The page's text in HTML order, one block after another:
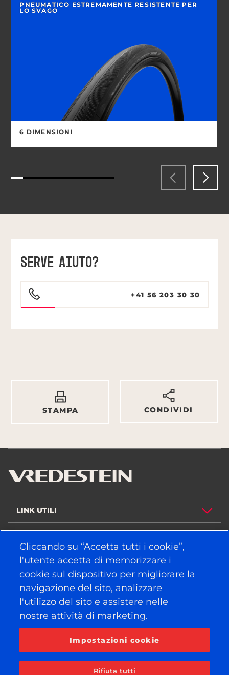
PNEUMATICO ESTREMAMENTE RESISTENTE PER
LO SVAGO
6 DIMENSIONI
SERVE AIUTO?
+41 56 203 30 30
STAMPA CONDIVIDI
LINK UTILI
POLITICA
AZIENDA
RESTA COLLEGATO
YouTube
Cliccando su “Accetta tutti i cookie”,
l'utente accetta di memorizzare i
cookie sul dispositivo per migliorare la
navigazione del sito, analizzare
l'utilizzo del sito e assistere nelle
nostre attività di marketing.
Impostazioni cookie
Rifiuta tutti